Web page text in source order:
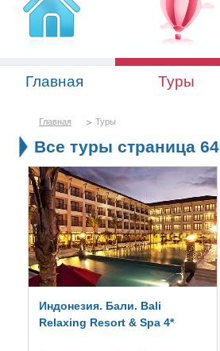
Главная Туры
Главная Туры
Все туры страница 64
Индонезия. Бали. Bali
Relaxing Resort & Spa 4*